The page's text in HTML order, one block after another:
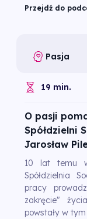
Przejdź do
Pasja
19 min.
O pasji
Spółdzielni
Jarosław
10 lat temu w
Spółdzielnia
pracy
zakręcie"
powstały w